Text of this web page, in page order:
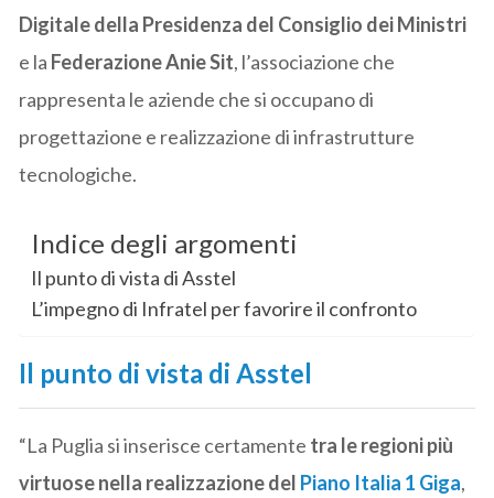
Digitale della Presidenza del Consiglio dei Ministri
e la Federazione Anie Sit, l’associazione che
rappresenta le aziende che si occupano di
progettazione e realizzazione di infrastrutture
tecnologiche.
Indice degli argomenti
Il punto di vista di Asstel
L’impegno di Infratel per favorire il confronto
Il punto di vista di Asstel
“La Puglia si inserisce certamente tra le regioni più
virtuose nella realizzazione del Piano Italia 1 Giga,